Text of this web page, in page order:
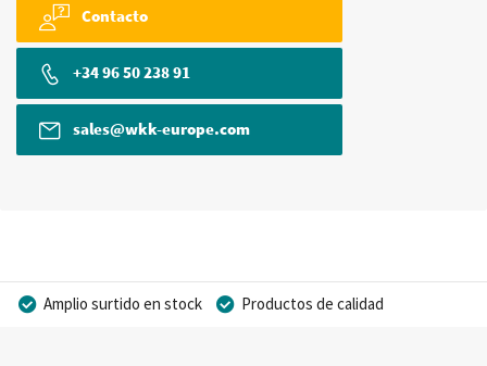
Contacto
+34 96 50 238 91
sales@wkk-europe.com
Amplio surtido en stock
Productos de calidad